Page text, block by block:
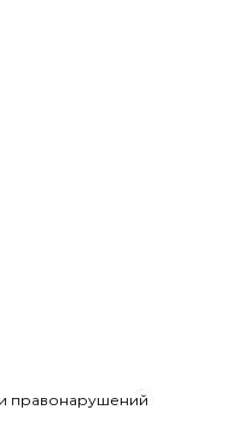
правонарушений